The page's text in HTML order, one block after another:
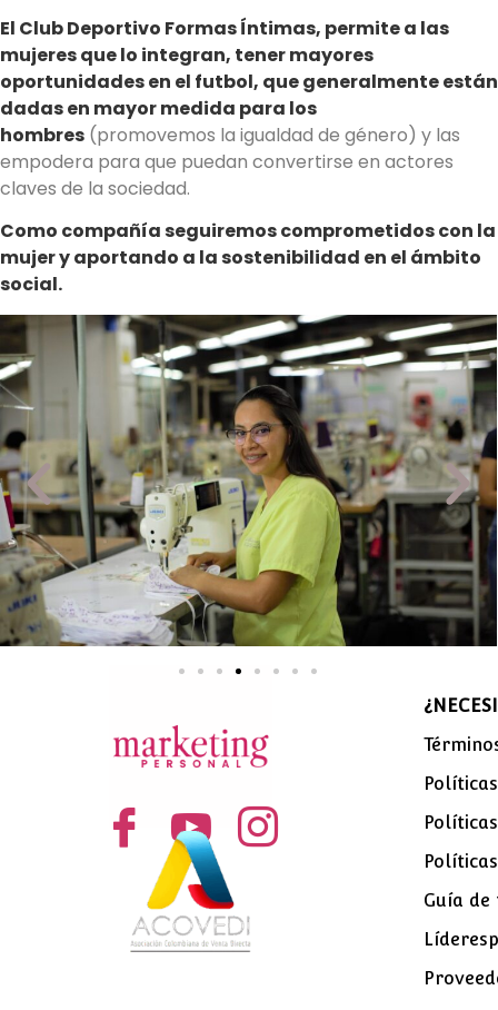
El Club Deportivo Formas Íntimas, permite a las
mujeres que lo integran, tener mayores
oportunidades en el futbol, que generalmente están
dadas en mayor medida para los
hombres (promovemos la igualdad de género) y las
empodera para que puedan convertirse en actores
claves de la sociedad.
Como compañía seguiremos comprometidos con la
mujer y aportando a la sostenibilidad en el ámbito
social.
Guía